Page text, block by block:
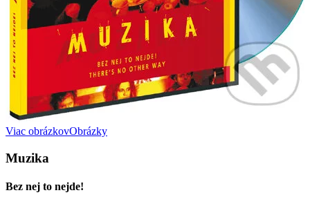
Viac obrázkovObrázky
Muzika
Bez nej to nejde!